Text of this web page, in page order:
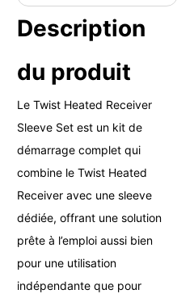
Description
du produit
Le Twist Heated Receiver
Sleeve Set est un kit de
démarrage complet qui
combine le Twist Heated
Receiver avec une sleeve
dédiée, offrant une solution
prête à l’emploi aussi bien
pour une utilisation
indépendante que pour